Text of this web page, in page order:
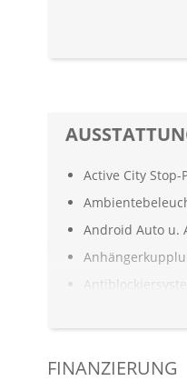
Active City Stop-
Android Auto u.
FINANZIERUNG